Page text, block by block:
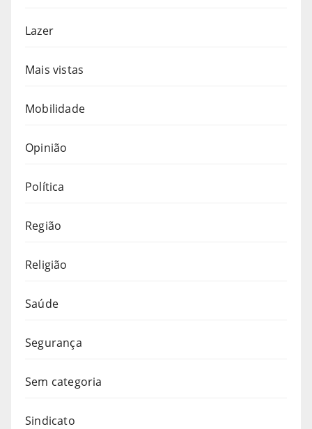
Lazer
Mais vistas
Mobilidade
Opinião
Política
Região
Religião
Saúde
Segurança
Sem categoria
Sindicato